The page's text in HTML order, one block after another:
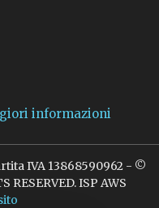
informazioni
IVA 13868590962 - ©
ISP AWS